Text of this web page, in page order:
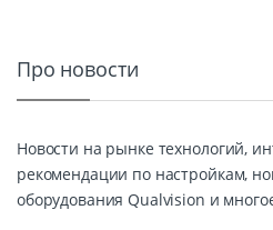
Про новости
Новости на рынке технологий,
рекомендации по настройкам,
оборудования Qualvision и